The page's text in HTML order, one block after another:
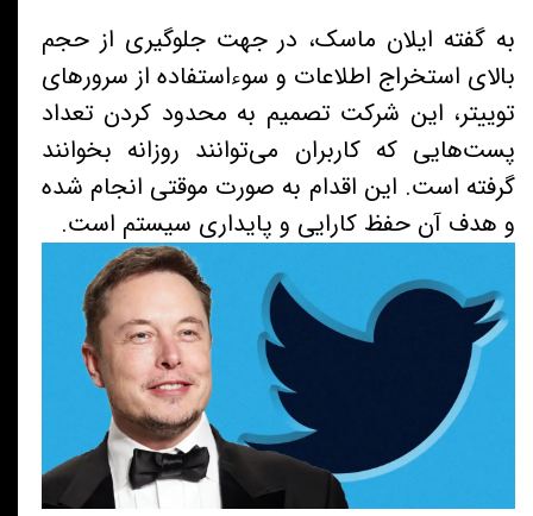
به گفته ایلان ماسک، در جهت جلوگیری از حجم
بالای استخراج اطلاعات و سوءاستفاده از سرورهای
توییتر، این شرکت تصمیم به محدود کردن تعداد
پست‌هایی که کاربران می‌توانند روزانه بخوانند
گرفته است. این اقدام به صورت موقتی انجام شده
و هدف آن حفظ کارایی و پایداری سیستم است.